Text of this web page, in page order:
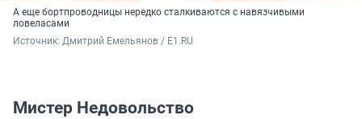
А еще бортпроводницы нередко сталкиваются с навязчивыми
ловеласами
Источник: Дмитрий Емельянов / E1.RU
Мистер Недовольство